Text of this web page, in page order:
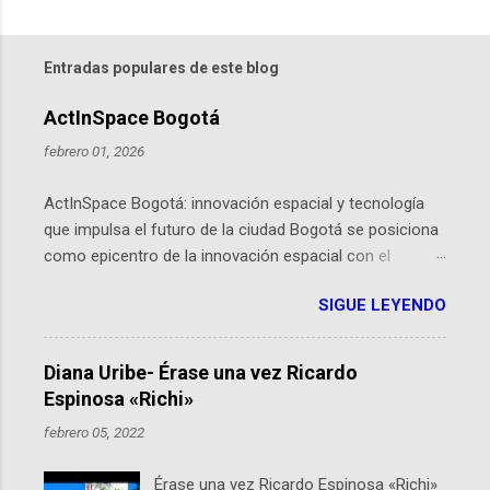
Entradas populares de este blog
ActInSpace Bogotá
febrero 01, 2026
ActInSpace Bogotá: innovación espacial y tecnología
que impulsa el futuro de la ciudad Bogotá se posiciona
como epicentro de la innovación espacial con el
hackathon global que convierte tecnologías de la
Agencia Espacial Europea en soluciones prácticas para
la vida cotidiana. Este evento, organizado por el
Planetario de Bogotá del Idartes y la Universidad de los
Andes, reúne a expertos como el presidente de Airbus
Colombia y líderes del sector aeroespacial para inspirar
SIGUE LEYENDO
Diana Uribe- Érase una vez Ricardo
Espinosa «Richi»
febrero 05, 2022
Érase una vez Ricardo Espinosa «Richi»